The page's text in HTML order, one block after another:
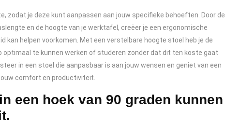
zodat je deze kunt aanpassen aan jouw specifieke behoeften. Door de
en de hoogte van je werktafel, creëer je een ergonomische
kan helpen voorkomen. Met een verstelbare hoogte stoel heb je de
te kunnen werken of studeren zonder dat dit ten koste gaat
in een stoel die aanpasbaar is aan jouw wensen en geniet van een
comfort en productiviteit.
een hoek van 90 graden kunnen